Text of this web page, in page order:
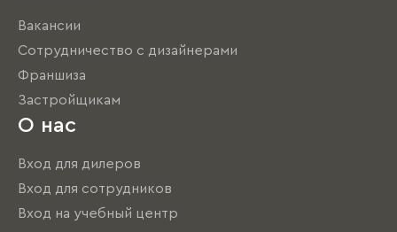
Вакансии
Сотрудничество с дизайнерами
Франшиза
Застройщикам
О нас
Вход для дилеров
Вход для сотрудников
Вход на учебный центр